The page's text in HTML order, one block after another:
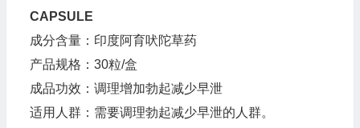
CAPSULE
成分含量：印度阿育吠陀草药
产品规格：30粒/盒
成品功效：调理增加勃起减少早泄
适用人群：需要调理勃起减少早泄的人群。